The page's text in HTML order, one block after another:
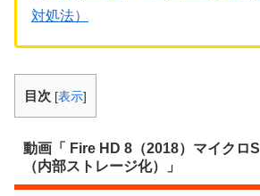
対処法）
目次 [表示]
動画「 Fire HD 8（2018）マイクロ
（内部ストレージ化）」